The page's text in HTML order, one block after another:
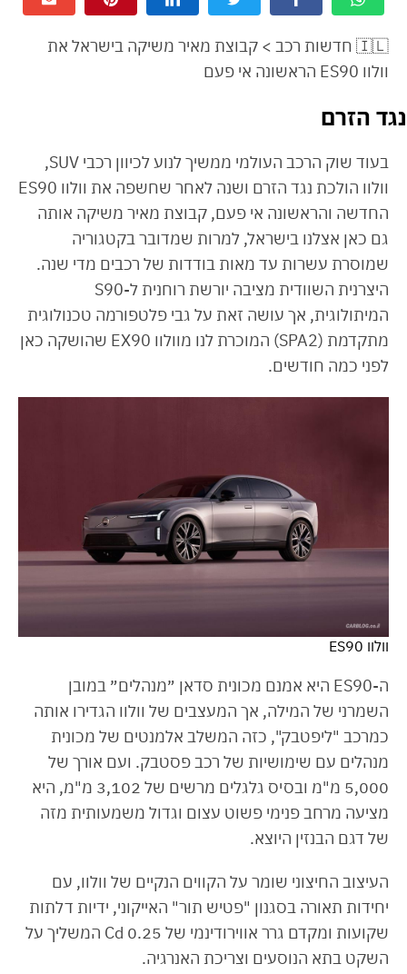
🇮🇱 חדשות רכב > קבוצת מאיר משיקה בישראל את
וולוו ES90 הראשונה אי פעם
נגד הזרם
בעוד שוק הרכב העולמי ממשיך לנוע לכיוון רכבי SUV,
וולוו הולכת נגד הזרם ושנה לאחר שחשפה את וולוו ES90
החדשה והראשונה אי פעם, קבוצת מאיר משיקה אותה
גם כאן אצלנו בישראל, למרות שמדובר בקטגוריה
שמוסרת עשרות עד מאות בודדות של רכבים מדי שנה.
היצרנית השוודית מציבה יורשת רוחנית ל-S90
המיתולוגית, אך עושה זאת על גבי פלטפורמה טכנולוגית
מתקדמת (SPA2) המוכרת לנו מוולוו EX90 שהושקה כאן
לפני כמה חודשים.
וולוו ES90
ה-ES90 היא אמנם מכונית סדאן ״מנהלים״ במובן
השמרני של המילה, אך המעצבים של וולוו הגדירו אותה
כמרכב "ליפטבק", כזה המשלב אלמנטים של מכונית
מנהלים עם שימושיות של רכב פסטבק. ועם אורך של
5,000 מ"מ ובסיס גלגלים מרשים של 3,102 מ"מ, היא
מציעה מרחב פנימי פשוט עצום וגדול משמעותית מזה
של דגם הבנזין היוצא.
העיצוב החיצוני שומר על הקווים הנקיים של וולוו, עם
יחידות תאורה בסגנון "פטיש תור" האייקוני, ידיות דלתות
שקועות ומקדם גרר אווירודינמי של 0.25 Cd המשליך על
השקט בתא הנוסעים וצריכת האנרגיה.